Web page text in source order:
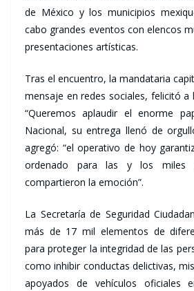
de México y los municipios
cabo grandes eventos con elencos
presentaciones artísticas.
Tras el encuentro, la mandataria
mensaje en redes sociales, felicitó a
“Queremos aplaudir el enorme
Nacional, su entrega llenó de
agregó: “el operativo de hoy
ordenado para las y los miles
compartieron la emoción”.
La Secretaría de Seguridad
más de 17 mil elementos de
para proteger la integridad de las
como inhibir conductas delictivas,
apoyados de vehículos oficiales